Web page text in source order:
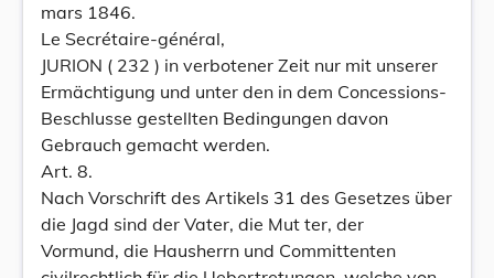
mars 1846.
Le Secrétaire-général,
JURION ( 232 ) in verbotener Zeit nur mit unserer
Ermächtigung und unter den in dem Concessions-
Beschlusse gestellten Bedingungen davon
Gebrauch gemacht werden.
Art. 8.
Nach Vorschrift des Artikels 31 des Gesetzes über
die Jagd sind der Vater, die Mut ter, der
Vormund, die Hausherrn und Committenten